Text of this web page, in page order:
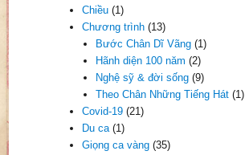
Chiều (1)
Chương trình (13)
Bước Chân Dĩ Vãng(1)
Hãnh diện 100 năm (2)
Nghệ sỹ & đời sống(9)
Theo Chân Những Tiếng Hát(1)
Covid-19 (21)
Du ca(1)
Giọng ca vàng (35)